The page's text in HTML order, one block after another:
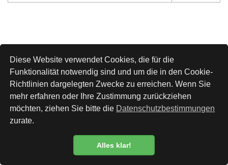
Datenschutzbestimmung
Diese Website verwendet Cookies, die für die
Funktionalität notwendig sind und um die in den Cookie-
Richtlinien dargelegten Zwecke zu erreichen. Wenn Sie
mehr erfahren oder Ihre Zustimmung zurückziehen
möchten, ziehen Sie bitte die Datenschutzbestimmungen
zurate.
Alles klar!